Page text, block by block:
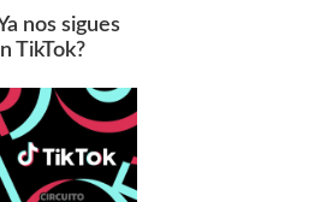
nos sigues
TikTok?